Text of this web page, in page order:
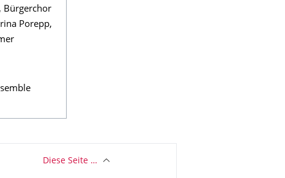
Bürgerchor
Porepp,
Diese Seite …